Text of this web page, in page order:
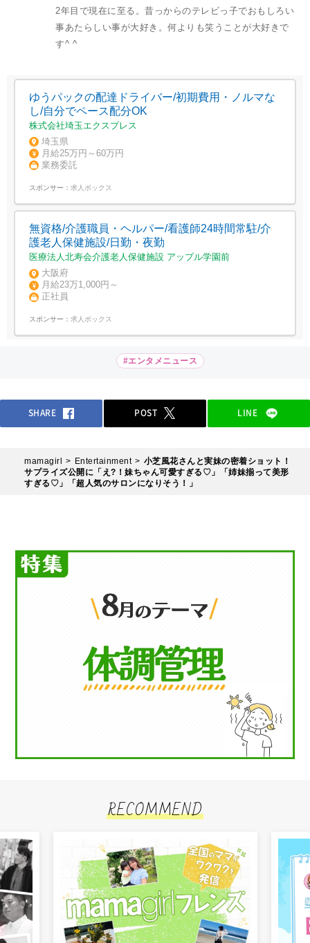
2年目で現在に至る。昔っからのテレビっ子でおもしろい
事あたらしい事が大好き。何よりも笑うことが大好きで
す^ ^
ゆうパックの配達ドライバー/初期費用・ノルマな
し/自分でペース配分OK
株式会社埼玉エクスプレス
埼玉県
月給25万円～60万円
業務委託
スポンサー： 求人ボックス
無資格/介護職員・ヘルパー/看護師24時間常駐/介
護老人保健施設/日勤・夜勤
医療法人北寿会介護老人保健施設 アップル学園前
大阪府
月給23万1,000円～
正社員
スポンサー： 求人ボックス
#エンタメニュース
SHARE POST LINE
mamagirl Entertainment
小芝風花さんと実妹の密着ショット！
サプライズ公開に「え?！妹ちゃん可愛すぎる♡」「姉妹揃って美形
すぎる♡」「超人気のサロンになりそう！」
RECOMMEND